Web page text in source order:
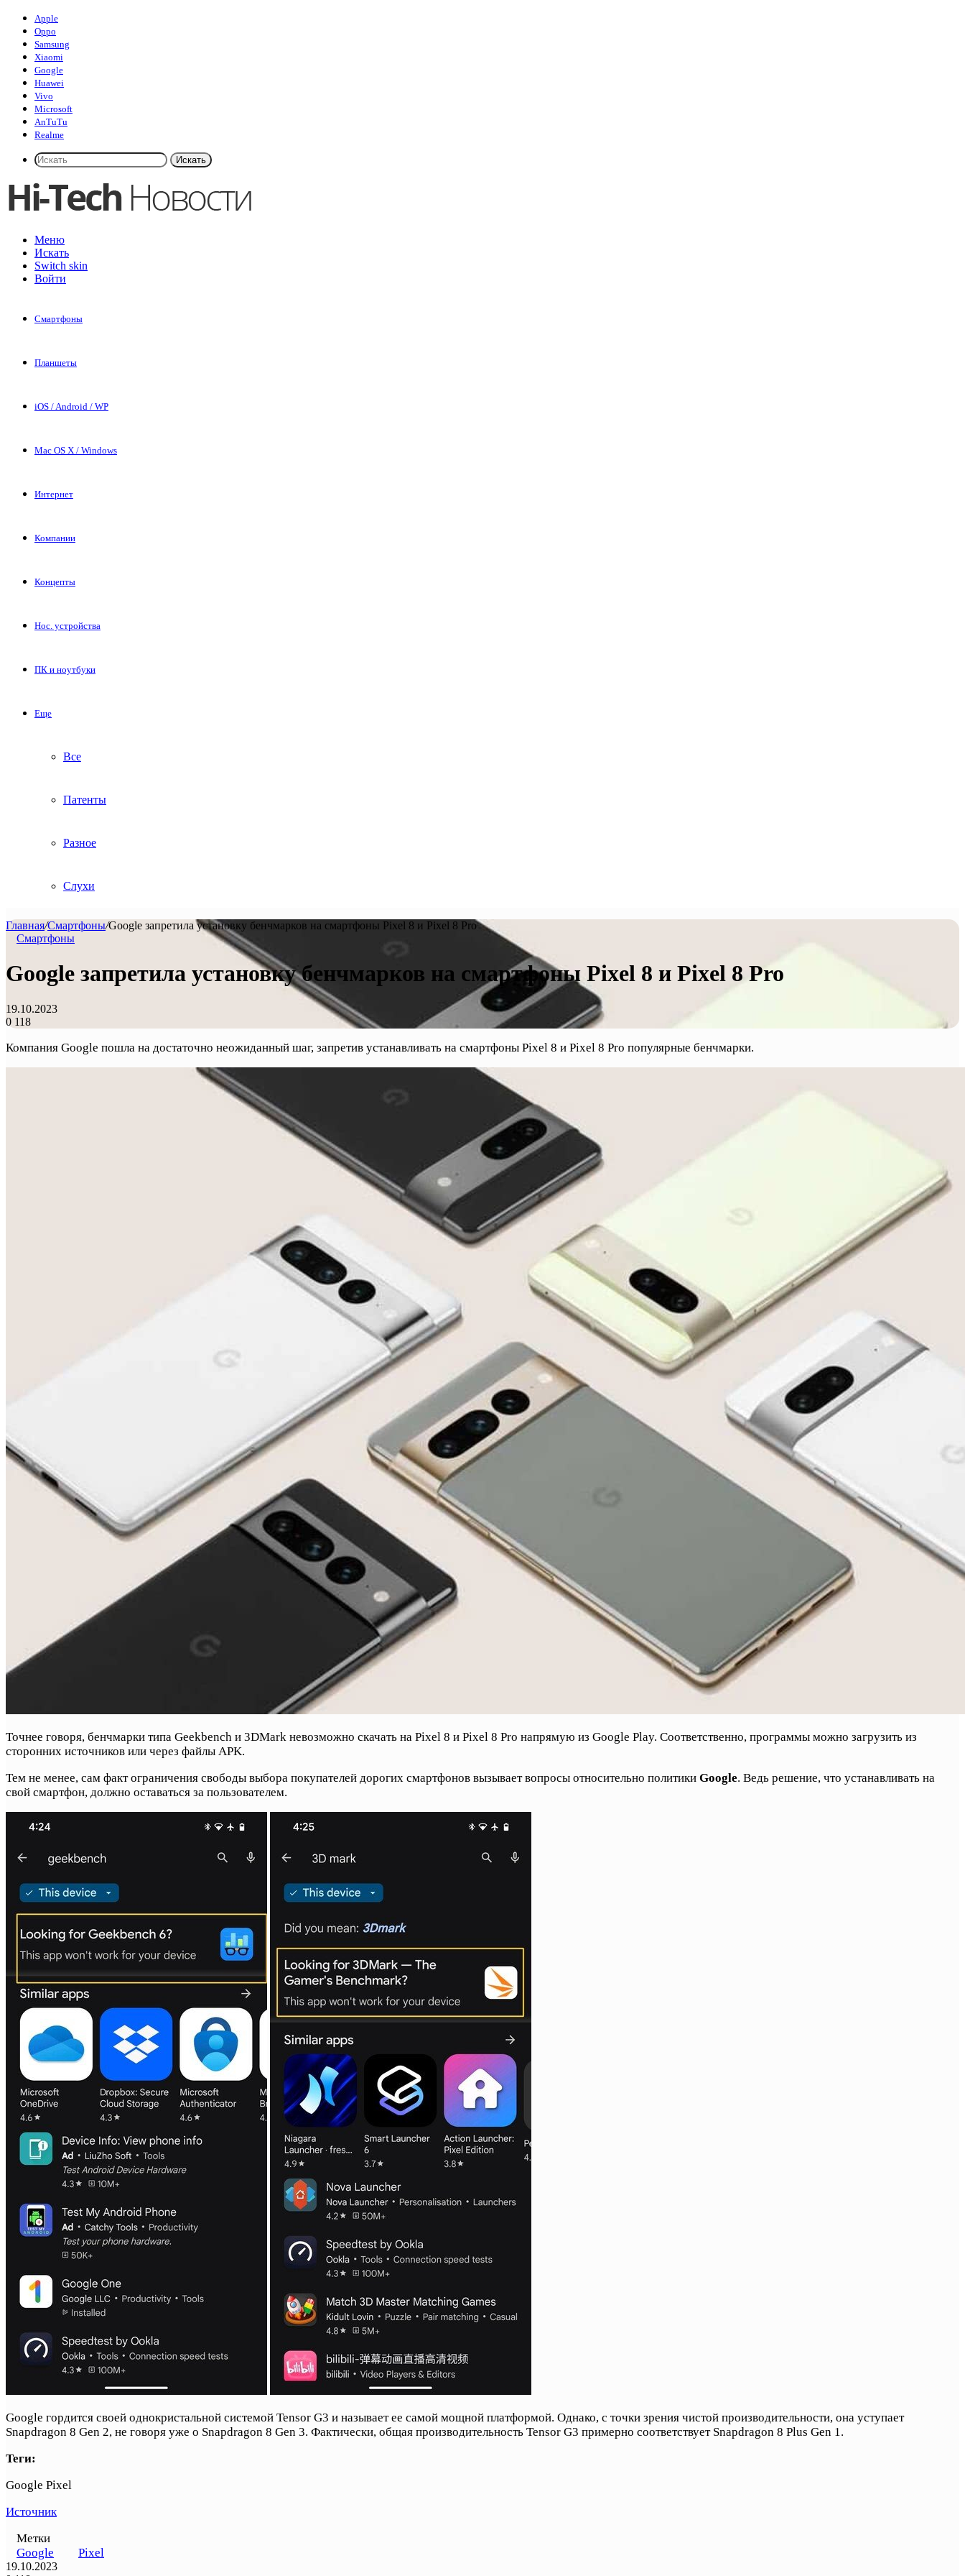
Apple
Oppo
Samsung
Xiaomi
Google
Huawei
Vivo
Microsoft
AnTuTu
Realme
Искать
Меню
Искать
Switch skin
Войти
Смартфоны
Планшеты
iOS / Android / WP
Mac OS X / Windows
Интернет
Компании
Концепты
Нос. устройства
ПК и ноутбуки
Еще
Все
Патенты
Разное
Слухи
Главная/Смартфоны/Google запретила установку бенчмарков на смартфоны Pixel 8 и Pixel 8 Pro
Смартфоны
Google запретила установку бенчмарков на смартфоны Pixel 8 и Pixel 8 Pro
19.10.2023
0 118
Компания Google пошла на достаточно неожиданный шаг, запретив устанавливать на смартфоны Pixel 8 и Pixel 8 Pro популярные бенчмарки.
Точнее говоря, бенчмарки типа Geekbench и 3DMark невозможно скачать на Pixel 8 и Pixel 8 Pro напрямую из Google Play. Соответственно, программы можно загрузить из
сторонних источников или через файлы APK.
Тем не менее, сам факт ограничения свободы выбора покупателей дорогих смартфонов вызывает вопросы относительно политики Google. Ведь решение, что устанавливать на
свой смартфон, должно оставаться за пользователем.
Google гордится своей однокристальной системой Tensor G3 и называет ее самой мощной платформой. Однако, с точки зрения чистой производительности, она уступает
Snapdragon 8 Gen 2, не говоря уже о Snapdragon 8 Gen 3. Фактически, общая производительность Tensor G3 примерно соответствует Snapdragon 8 Plus Gen 1.
Теги:
Google Pixel
Источник
Метки
Google
Pixel
19.10.2023